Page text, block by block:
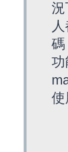
況
碼
功
使